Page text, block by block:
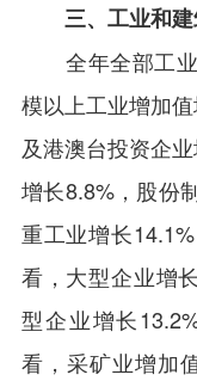
三、工业和
全年全部工业
模以上工业增加
及港澳台投资企
增长8.8%，股份
重工业增长
看，大型企业增
型企业增长
看，采矿业增加